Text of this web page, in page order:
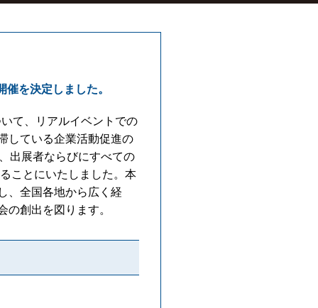
催を決定しました。
て、リアルイベントでの
している企業活動促進の
出展者ならびにすべての
ことにいたしました。本
、全国各地から広く経
創出を図ります。